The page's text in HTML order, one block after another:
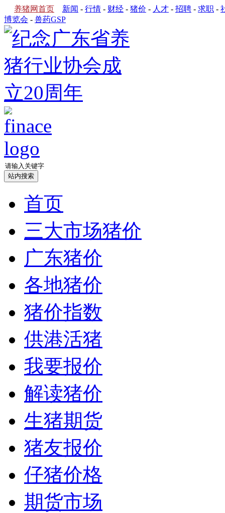
养猪网首页 新闻 - 行情 - 财经 - 猪价 - 人才 - 招聘 - 求职 -
博览会 - 兽药GSP
首页
三大市场猪价
广东猪价
各地猪价
猪价指数
供港活猪
我要报价
解读猪价
生猪期货
猪友报价
仔猪价格
期货市场